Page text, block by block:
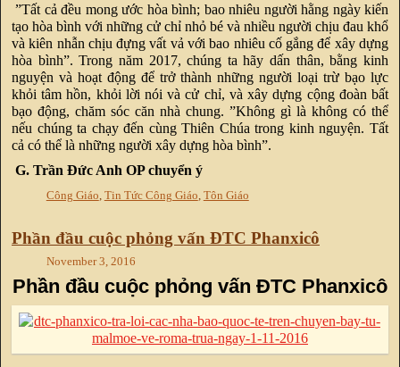
”Tất cả đều mong ước hòa bình; bao nhiêu người hằng ngày kiến
tạo hòa bình với những cử chỉ nhỏ bé và nhiều người chịu đau khổ
và kiên nhẫn chịu đựng vất vả với bao nhiêu cố gắng để xây dựng
hòa bình”. Trong năm 2017, chúng ta hãy dấn thân, bằng kinh
nguyện và hoạt động để trở thành những người loại trừ bạo lực
khỏi tâm hồn, khỏi lời nói và cử chỉ, và xây dựng cộng đoàn bất
bạo động, chăm sóc căn nhà chung. ”Không gì là không có thể
nếu chúng ta chạy đến cùng Thiên Chúa trong kinh nguyện. Tất
cả có thể là những người xây dựng hòa bình”.
G. Trần Đức Anh OP chuyển ý
Công Giáo, Tin Tức Công Giáo, Tôn Giáo
Phần đầu cuộc phỏng vấn ĐTC Phanxicô
November 3, 2016
Phần đầu cuộc phỏng vấn ĐTC Phanxicô